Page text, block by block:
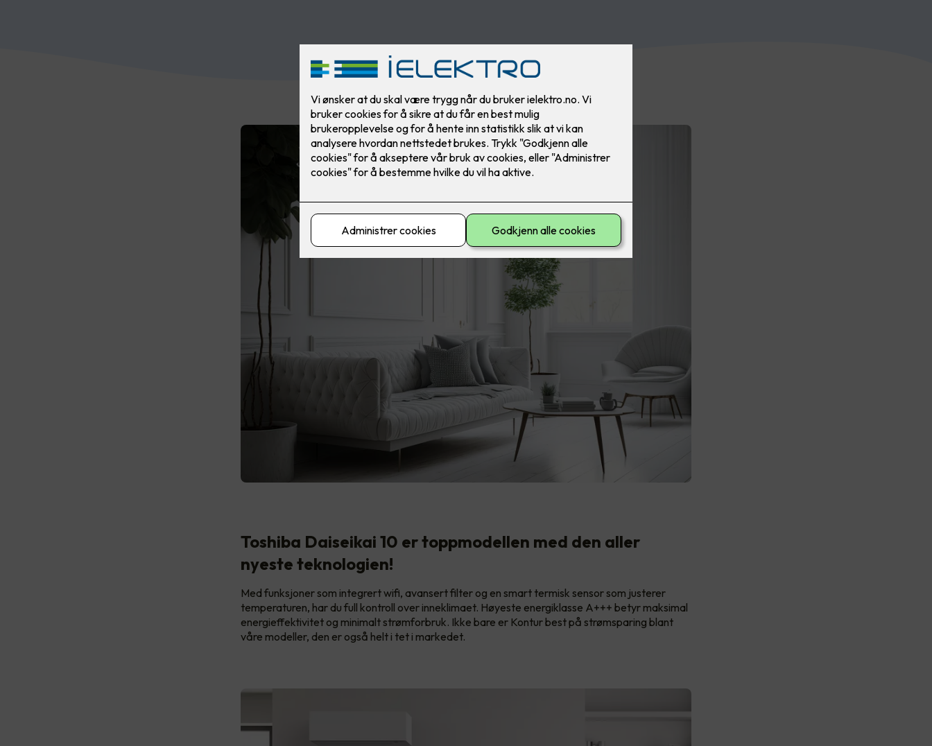
Toshiba Daiseikai 10 er toppmodellen med den aller
nyeste teknologien!
Med funksjoner som integrert wifi, avansert filter og en smart termisk sensor som justerer
temperaturen, har du full kontroll over inneklimaet. Høyeste energiklasse A+++ betyr maksimal
energieffektivitet og minimalt strømforbruk. Ikke bare er Kontur best på strømsparing blant
våre modeller, den er også helt i tet i markedet.